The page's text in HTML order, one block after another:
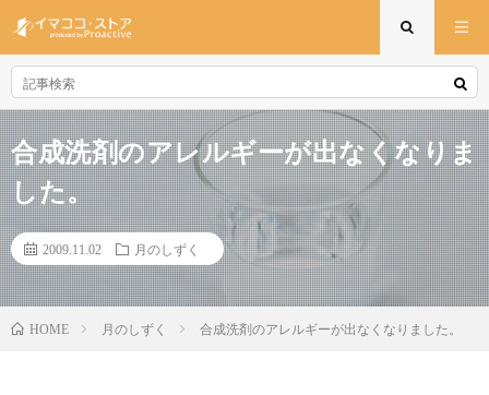
合成洗剤のアレルギーが出なくなりま
した。
2009.11.02 月のしずく
HOME 月のしずく 合成洗剤のアレルギーが出なくなりました。